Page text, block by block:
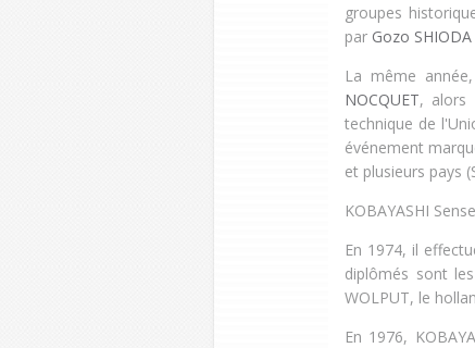
groupes
par Gozo SHIODA
La même
NOCQUET, alors
technique de
événement
et plusieurs pays
KOBAYASHI
En 1974, il
diplômés sont
WOLPUT, le
En 1976,